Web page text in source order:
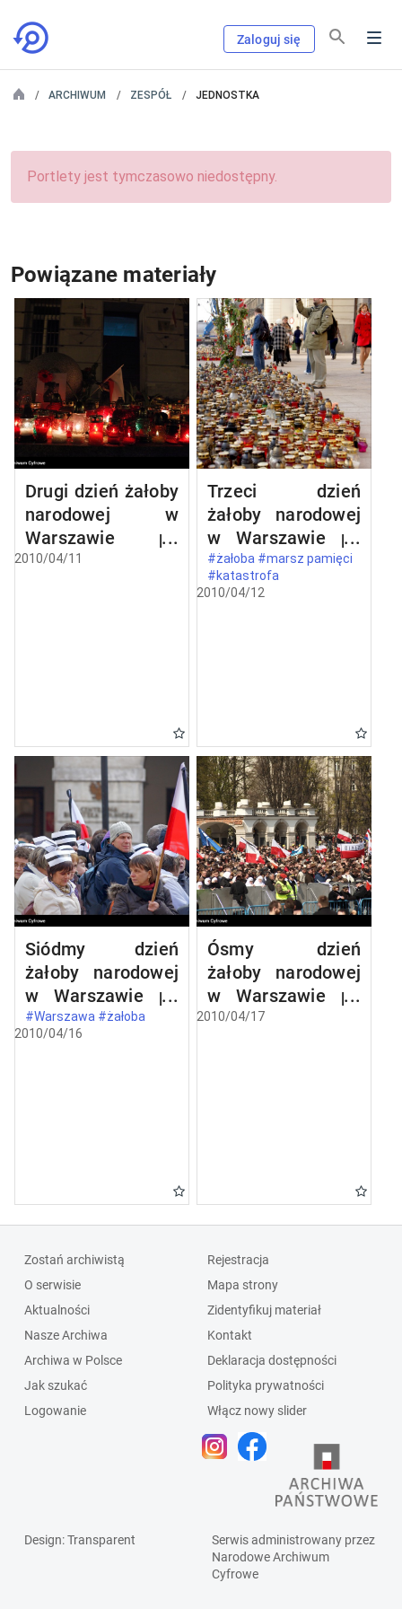
Zaloguj się
ARCHIWUM ZESPÓŁ JEDNOSTKA
Portlety jest tymczasowo niedostępny.
Powiązane materiały
Drugi dzień żałoby
narodowej w
Warszawie po
katastrofie
2010/04/11
Trzeci dzień
żałoby narodowej
w Warszawie po
katastrofie
lotniczej w
#żałoba #marsz pamięci
#katastrofa
2010/04/12
Siódmy dzień
żałoby narodowej
w Warszawie po
katastrofie
lotniczej w
#Warszawa #żałoba
2010/04/16
Ósmy dzień
żałoby narodowej
w Warszawie po
katastrofie
2010/04/17
Zostań archiwistą
O serwisie
Aktualności
Nasze Archiwa
Archiwa w Polsce
Jak szukać
Logowanie
Rejestracja
Mapa strony
Zidentyfikuj materiał
Kontakt
Deklaracja dostępności
Polityka prywatności
Włącz nowy slider
Design: Transparent
Serwis administrowany przez
Narodowe Archiwum
Cyfrowe